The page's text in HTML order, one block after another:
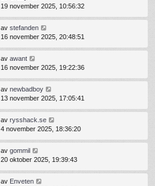
19 november 2025, 10:56:32
av stefanden
16 november 2025, 20:48:51
av awant
16 november 2025, 19:22:36
av newbadboy
13 november 2025, 17:05:41
av rysshack.se
4 november 2025, 18:36:20
av gommil
20 oktober 2025, 19:39:43
av Enveten